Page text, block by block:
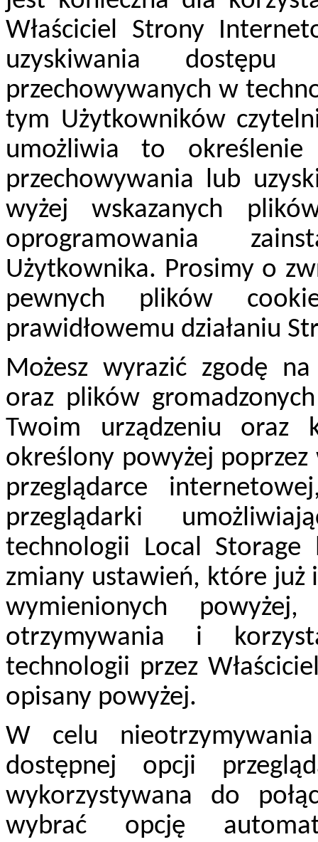
Właściciel Strony
uzyskiwania
przechowywanych w
tym Użytkowników
umożliwia to określenie
przechowywania lub
wyżej wskazanych
oprogramowania
Użytkownika. Prosimy o
pewnych plików
prawidłowemu działaniu
Możesz wyrazić zgodę
oraz plików
Twoim urządzeniu
określony powyżej
przeglądarce
przeglądarki
technologii Local
zmiany ustawień, które
wymienionych
otrzymywania i
technologii przez
opisany powyżej.
W celu
dostępnej opcji
wykorzystywana do
wybrać opcję